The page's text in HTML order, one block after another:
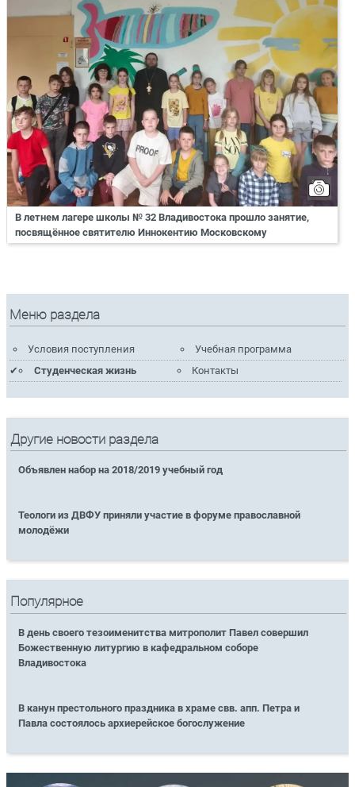
В летнем лагере школы № 32 Владивостока прошло занятие,
посвящённое святителю Иннокентию Московскому
Меню раздела
Условия поступления
Учебная программа
Студенческая жизнь
Контакты
Другие новости раздела
Объявлен набор на 2018/2019 учебный год
Теологи из ДВФУ приняли участие в форуме православной
молодёжи
Популярное
В день своего тезоименитства митрополит Павел совершил
Божественную литургию в кафедральном соборе
Владивостока
В канун престольного праздника в храме свв. апп. Петра и
Павла состоялось архиерейское богослужение